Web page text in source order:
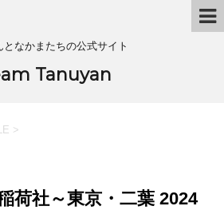
となかまたちの公式サイト
Tanuyan
>
荷社～東京・二葉 2024